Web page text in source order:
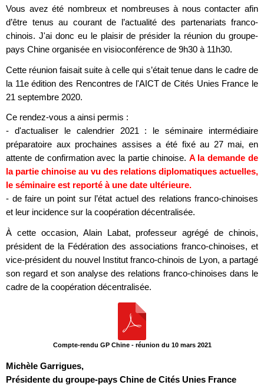
Vous avez été nombreux et nombreuses à nous contacter afin
d’être tenus au courant de l’actualité des partenariats franco-
chinois. J'ai donc eu le plaisir de présider la réunion du groupe-
pays Chine organisée en visioconférence de 9h30 à 11h30.
Cette réunion faisait suite à celle qui s’était tenue dans le cadre de
la 11e édition des Rencontres de l'AICT de Cités Unies France le
21 septembre 2020.
Ce rendez-vous a ainsi permis :
- d'actualiser le calendrier 2021 : le séminaire intermédiaire
préparatoire aux prochaines assises a été fixé au 27 mai, en
attente de confirmation avec la partie chinoise. A la demande de
la partie chinoise au vu des relations diplomatiques actuelles,
le séminaire est reporté à une date ultérieure.
- de faire un point sur l’état actuel des relations franco-chinoises
et leur incidence sur la coopération décentralisée.
À cette occasion, Alain Labat, professeur agrégé de chinois,
président de la Fédération des associations franco-chinoises, et
vice-président du nouvel Institut franco-chinois de Lyon, a partagé
son regard et son analyse des relations franco-chinoises dans le
cadre de la coopération décentralisée.
Compte-rendu GP Chine - réunion du 10 mars 2021
Michèle Garrigues,
Présidente du groupe-pays Chine de Cités Unies France